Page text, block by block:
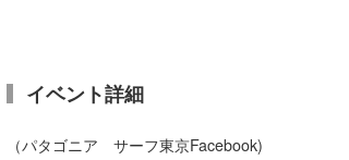
イベント詳細
（パタゴニア サーフ東京Facebook)
KY
MIN